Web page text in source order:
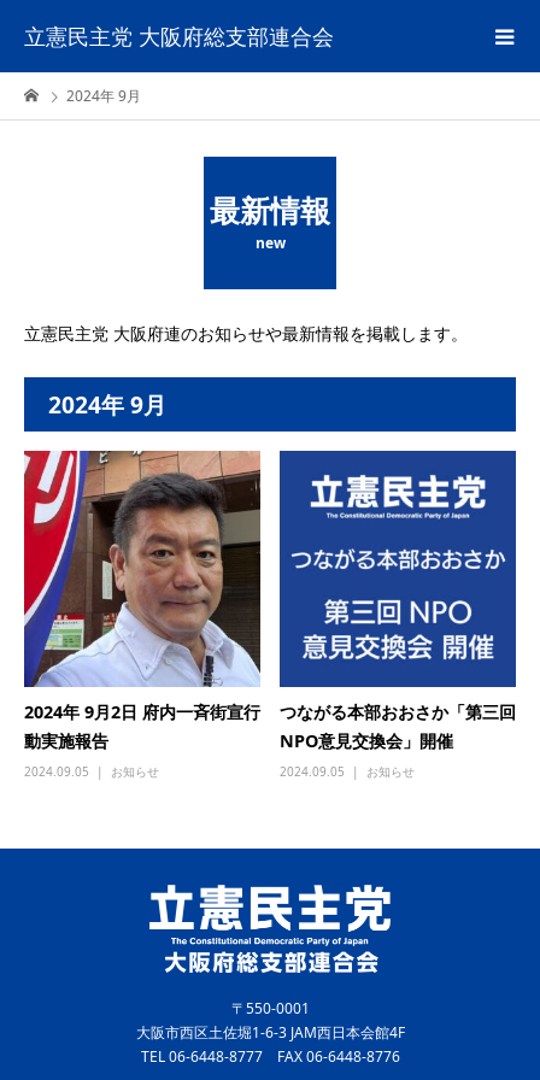
立憲民主党 大阪府総支部連合会
2024年 9月
最新情報
new
立憲民主党 大阪府連のお知らせや最新情報を掲載します。
2024年 9月
2024年 9月2日 府内一斉街宣行
動実施報告
2024.09.05 お知らせ
つながる本部おおさか「第三回
NPO意見交換会」開催
2024.09.05 お知らせ
〒550-0001
大阪市西区土佐堀1-6-3 JAM西日本会館4F
TEL 06-6448-8777 FAX 06-6448-8776